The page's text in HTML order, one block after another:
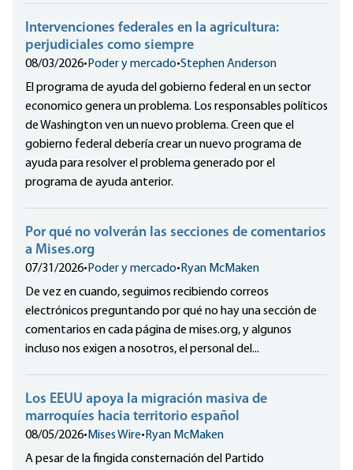
Intervenciones federales en la agricultura:
perjudiciales como siempre
08/03/2026•Poder y mercado•Stephen Anderson
El programa de ayuda del gobierno federal en un sector
economico genera un problema. Los responsables políticos
de Washington ven un nuevo problema. Creen que el
gobierno federal debería crear un nuevo programa de
ayuda para resolver el problema generado por el
programa de ayuda anterior.
Por qué no volverán las secciones de comentarios
a Mises.org
07/31/2026•Poder y mercado•Ryan McMaken
De vez en cuando, seguimos recibiendo correos
electrónicos preguntando por qué no hay una sección de
comentarios en cada página de mises.org, y algunos
incluso nos exigen a nosotros, el personal del...
Los EEUU apoya la migración masiva de
marroquíes hacia territorio español
08/05/2026• Mises Wire•Ryan McMaken
A pesar de la fingida consternación del Partido